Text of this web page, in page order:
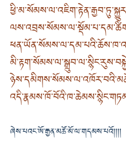
ཞེས་པའང་ཨོ་རྒྱན་མཚོ་མོ་ལ་གདམས་པའོ།། །།